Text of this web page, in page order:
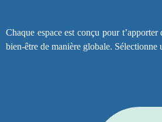
Chaque espace est conçu pour
bien-être de manière globale. Sélectionne